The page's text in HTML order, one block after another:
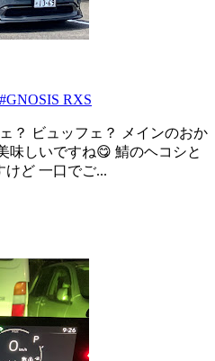
#GNOSIS RXS
？ ビュッフェ？ メインのおか
味しいですね😋 鯖のヘコシと
けど 一口でご...